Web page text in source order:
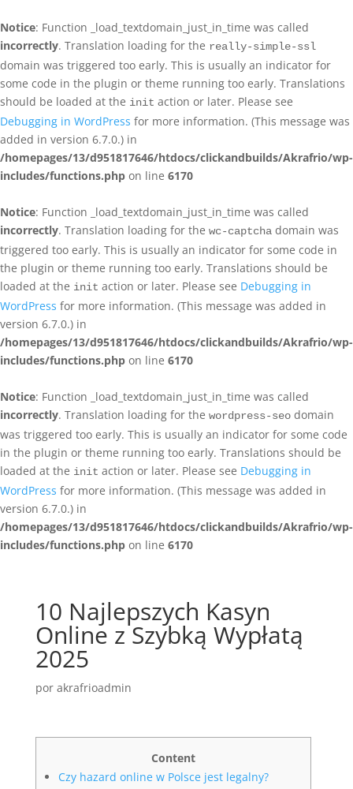
Notice: Function _load_textdomain_just_in_time was called
incorrectly. Translation loading for the really-simple-ssl
domain was triggered too early. This is usually an indicator for
some code in the plugin or theme running too early. Translations
should be loaded at the init action or later. Please see
Debugging in WordPress for more information. (This message was
added in version 6.7.0.) in
/homepages/13/d951817646/htdocs/clickandbuilds/Akrafrio/wp-
includes/functions.php on line 6170
Notice: Function _load_textdomain_just_in_time was called
incorrectly. Translation loading for the wc-captcha domain was
triggered too early. This is usually an indicator for some code in
the plugin or theme running too early. Translations should be
loaded at the init action or later. Please see Debugging in
WordPress for more information. (This message was added in
version 6.7.0.) in
/homepages/13/d951817646/htdocs/clickandbuilds/Akrafrio/wp-
includes/functions.php on line 6170
Notice: Function _load_textdomain_just_in_time was called
incorrectly. Translation loading for the wordpress-seo domain
was triggered too early. This is usually an indicator for some code
in the plugin or theme running too early. Translations should be
loaded at the init action or later. Please see Debugging in
WordPress for more information. (This message was added in
version 6.7.0.) in
/homepages/13/d951817646/htdocs/clickandbuilds/Akrafrio/wp-
includes/functions.php on line 6170
10 Najlepszych Kasyn
Online z Szybką Wypłatą
2025
por akrafrioadmin
Content
Czy hazard online w Polsce jest legalny?